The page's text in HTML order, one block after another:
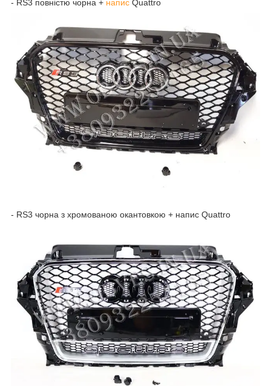
- RS3 повністю чорна + напис Quattro
- RS3 чорна з хромованою окантовкою + напис Quattro